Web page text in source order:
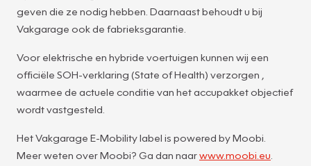
geven die ze nodig hebben. Daarnaast behoudt u bij
Vakgarage ook de fabrieksgarantie.
Voor elektrische en hybride voertuigen kunnen wij een
officiële SOH-verklaring (State of Health) verzorgen ,
waarmee de actuele conditie van het accupakket objectief
wordt vastgesteld.
Het Vakgarage E-Mobility label is powered by Moobi.
Meer weten over Moobi? Ga dan naarwww.moobi.eu